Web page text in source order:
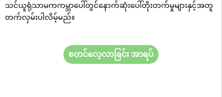
သင်ယူရုံသာမကကမ္ဘာပေါ်တွင်နောက်ဆုံးပေါ်တိုးတက်မှုများနှင့်အတူ
တက်လှမ်းပါလိမ့်မည်။
စတင်လေ့လာခြင်း အာရပ်